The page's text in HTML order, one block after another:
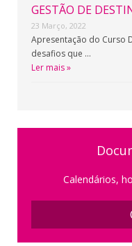
GESTÃO DE
23 Março, 2022
Apresentação do Curso
desafios que …
Ler mais »
Calendários,